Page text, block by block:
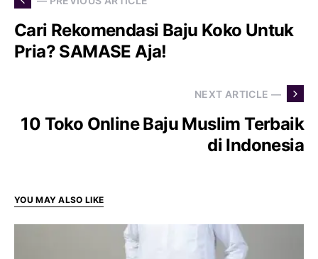
Cari Rekomendasi Baju Koko Untuk
Pria? SAMASE Aja!
NEXT ARTICLE —
10 Toko Online Baju Muslim Terbaik
di Indonesia
YOU MAY ALSO LIKE